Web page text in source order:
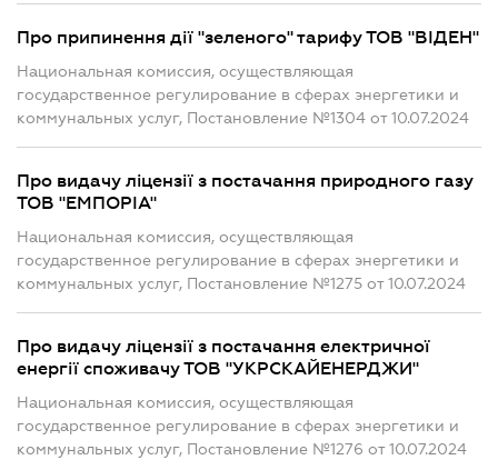
Про припинення дії "зеленого" тарифу ТОВ "ВІДЕН"
Национальная комиссия, осуществляющая
государственное регулирование в сферах энергетики и
коммунальных услуг, Постановление №1304 от 10.07.2024
Про видачу ліцензії з постачання природного газу
ТОВ "ЕМПОРІА"
Национальная комиссия, осуществляющая
государственное регулирование в сферах энергетики и
коммунальных услуг, Постановление №1275 от 10.07.2024
Про видачу ліцензії з постачання електричної
енергії споживачу ТОВ "УКРСКАЙЕНЕРДЖИ"
Национальная комиссия, осуществляющая
государственное регулирование в сферах энергетики и
коммунальных услуг, Постановление №1276 от 10.07.2024